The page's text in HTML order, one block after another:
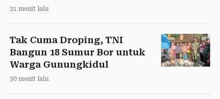
21 menit lalu
Tak Cuma Droping, TNI
Bangun 18 Sumur Bor untuk
Warga Gunungkidul
30 menit lalu